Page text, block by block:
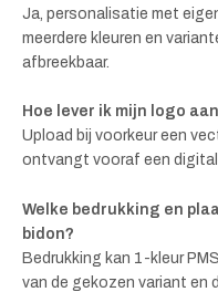
Ja, personalisatie met
meerdere kleuren en
afbreekbaar.
Hoe lever ik mijn logo
Upload bij voorkeur een
ontvangt vooraf een
Welke bedrukking en
bidon?
Bedrukking kan 1-kleur
van de gekozen variant en